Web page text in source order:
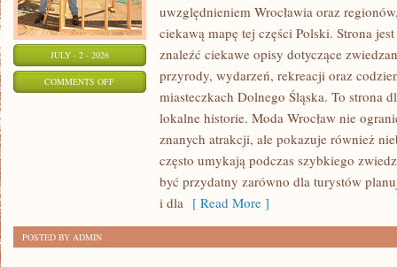
JULY - 2 - 2026
COMMENTS OFFON
WAŁBRZYCH
uwzględnieniem Wrocławia oraz
ciekawą mapę tej części Polski. Strona
znaleźć ciekawe opisy dotyczące
przyrody, wydarzeń, rekreacji oraz
miasteczkach Dolnego Śląska. To strona
lokalne historie. Moda Wrocław nie
znanych atrakcji, ale pokazuje również
często umykają podczas szybkiego
być przydatny zarówno dla turystów
i dla [ Read More ]
POSTED BY ADMIN